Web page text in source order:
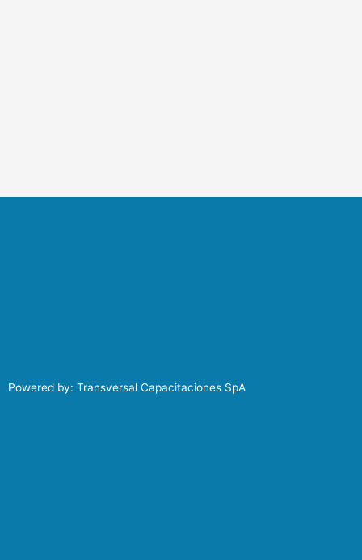
Powered by: Transversal Capacitaciones SpA